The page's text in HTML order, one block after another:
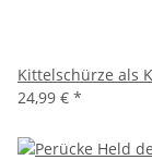
Kittelschürze als
24,99 € *